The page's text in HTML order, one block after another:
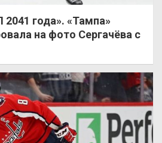
года». «Тампа»
на фото Сергачёва с